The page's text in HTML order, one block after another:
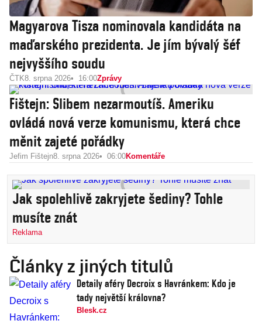
Magyarova Tisza nominovala kandidáta na
maďarského prezidenta. Je jím bývalý šéf
nejvyššího soudu
ČTK8. srpna 2026 16:00Zprávy
Fištejn: Slibem nezarmoutíš. Ameriku
ovládá nová verze komunismu, která chce
měnit zajeté pořádky
Jefim Fištejn8. srpna 2026 06:00Komentáře
Jak spolehlivě zakryjete šediny? Tohle
musíte znát
Reklama
Články z jiných titulů
Detaily aféry Decroix s Havránkem: Kdo je
tady největší královna?
Blesk.cz